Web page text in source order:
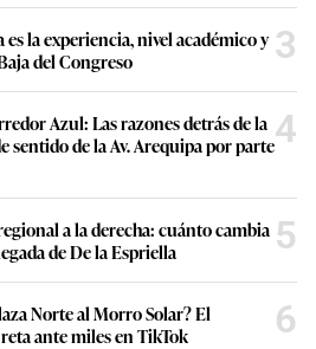
la experiencia, nivel académico y
del Congreso
3
Azul: Las razones detrás de la
sentido de la Av. Arequipa por parte4
a la derecha: cuánto cambia
de De la Espriella
5
Norte al Morro Solar? El
reta ante miles en TikTok
6